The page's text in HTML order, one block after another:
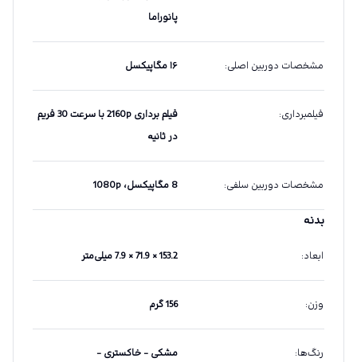
پانوراما
مشخصات دوربین اصلی: ۱۶ مگاپیکسل
فیلمبرداری:
فیلم برداری 2160p با سرعت 30 فریم
در ثانیه
مشخصات دوربین سلفی: 8 مگاپیکسل، 1080p
بدنه
ابعاد: 153.2 × 71.9 × 7.9 میلی‌متر
وزن: 156 گرم
رنگ‌ها: مشکی - خاکستری -